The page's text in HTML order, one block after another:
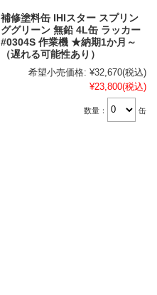
補修塗料缶 IHIスター スプリン
ググリーン 無鉛 4L缶 ラッカー
#0304S 作業機 ★納期1か月～
（遅れる可能性あり）
希望小売価格: ¥32,670(税込)
¥23,800(税込)
数量： 缶